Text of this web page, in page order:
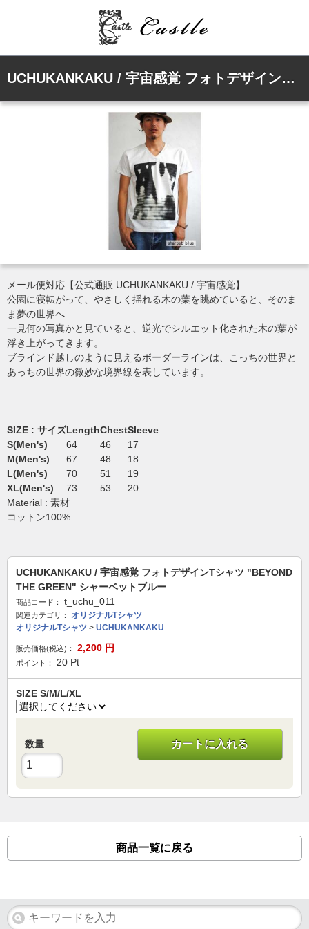
UCHUKANKAKU / 宇宙感覚 フォトデザインTシャツ "BEYOND THE GREEN" シャーベットブルー
メール便対応【公式通販 UCHUKANKAKU / 宇宙感覚】
公園に寝転がって、やさしく揺れる木の葉を眺めていると、そのま
ま夢の世界へ…
一見何の写真かと見ていると、逆光でシルエット化された木の葉が
浮き上がってきます。
ブラインド越しのように見えるボーダーラインは、こっちの世界と
あっちの世界の微妙な境界線を表しています。
SIZE : サイズLengthChestSleeve
S(Men's)
64 46
17
M(Men's)
67 48
18
L(Men's)
70 51
19
XL(Men's)
73 53
20
Material : 素材
コットン100%
UCHUKANKAKU / 宇宙感覚 フォトデザインTシャツ "BEYOND
THE GREEN" シャーベットブルー
商品コード： t_uchu_011
関連カテゴリ：
オリジナルTシャツ
オリジナルTシャツ > UCHUKANKAKU
販売価格(税込)： 2,200 円
ポイント： 20 Pt
SIZE S/M/L/XL
数量 カートに入れる
商品一覧に戻る